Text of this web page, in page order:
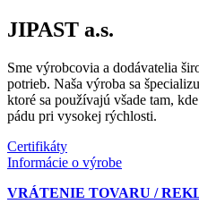
JIPAST a.s.
Sme výrobcovia a dodávatelia
potrieb. Naša výroba sa
ktoré sa používajú všade tam,
pádu pri vysokej rýchlosti.
Certifikáty
Informácie o výrobe
VRÁTENIE TOVARU /